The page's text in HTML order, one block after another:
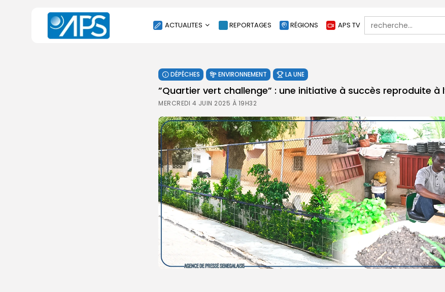
ACTUALITES
SOCIÉTÉ
ÉCONOMIE
CULTURE
SPORT
ENVIRONNEMENT
INTERNATIONAL
AGENDA
SANTE
REPORTAGES RÉGIONS APS TV
Search
for:
DÉPÊCHES ENVIRONNEMENT LA UNE
”Quartier vert challenge” : une initiative à succès reproduite à
MERCREDI 4 JUIN 2025 À 19H32